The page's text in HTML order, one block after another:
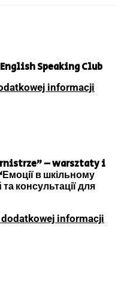
Speaking Club
informacji
– warsztaty i
в шкільному
консультації для
informacji